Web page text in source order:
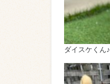
ダイスケくん♪